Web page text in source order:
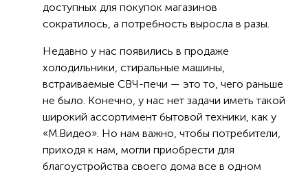
доступных для покупок магазинов
сократилось, а потребность выросла в разы.
Недавно у нас появились в продаже
холодильники, стиральные машины,
встраиваемые СВЧ-печи — это то, чего раньше
не было. Конечно, у нас нет задачи иметь такой
широкий ассортимент бытовой техники, как у
«М.Видео». Но нам важно, чтобы потребители,
приходя к нам, могли приобрести для
благоустройства своего дома все в одном